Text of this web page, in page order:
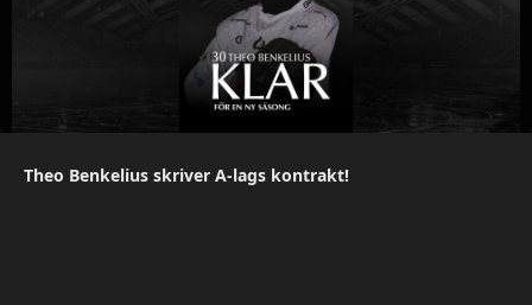
Theo Benkelius skriver A-lags kontrakt!